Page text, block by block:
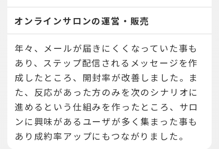
オンラインサロンの運営・販売
年々、メールが届きにくくなっていた事も
あり、ステップ配信されるメッセージを作
成したところ、開封率が改善しました。ま
た、反応があった方のみを次のシナリオに
進めるという仕組みを作ったところ、サロ
ンに興味があるユーザが多く集まった事も
あり成約率アップにもつながりました。